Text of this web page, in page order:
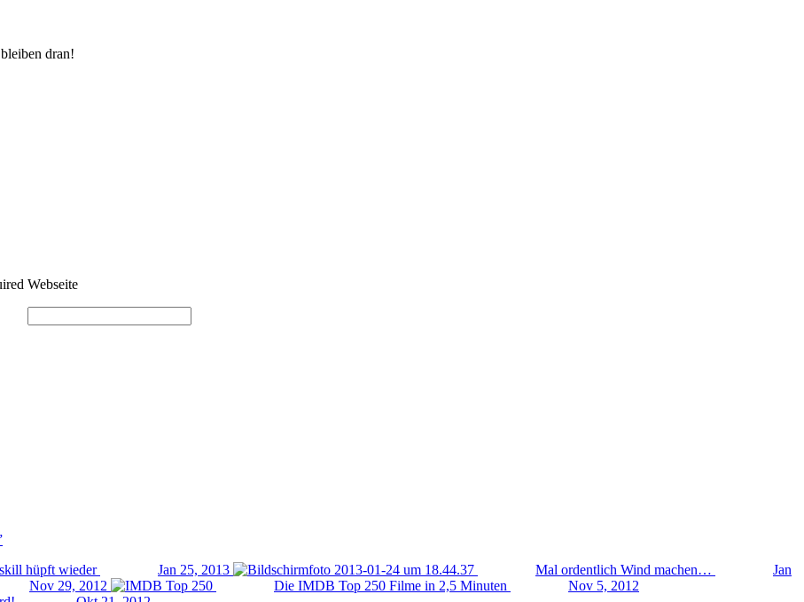
dran!
Webseite
hüpft wieder
Jan 25, 2013 Mal ordentlich Wind machen…
Jan
Nov 29, 2012 Die IMDB Top 250 Filme in 2,5 Minuten
Nov 5, 2012